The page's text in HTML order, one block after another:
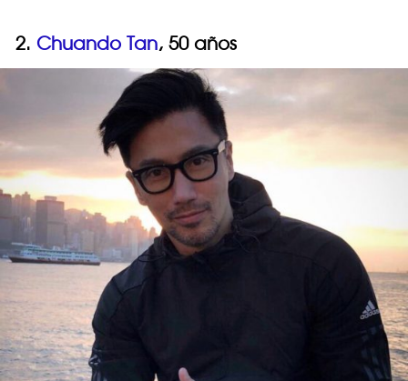
2. Chuando Tan, 50 años